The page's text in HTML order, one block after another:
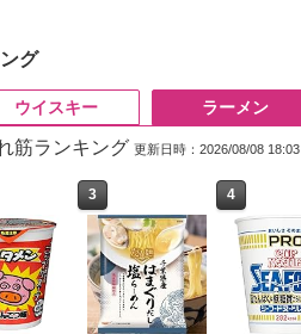
グ
3 4
ウイスキー
3 4
ラーメン
筋ランキング 更新日時：2026/08/08 18:03
3 4